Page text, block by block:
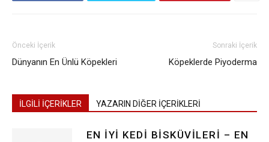
Önceki İçerik
Dünyanın En Ünlü Köpekleri
Sonraki İçerik
Köpeklerde Piyoderma
İLGİLİ İÇERİKLER YAZARIN DİĞER İÇERİKLERİ
EN İYI KEDI BISKÜVILERI – EN